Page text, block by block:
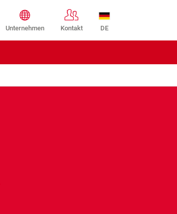
DE
Unternehmen Kontakt